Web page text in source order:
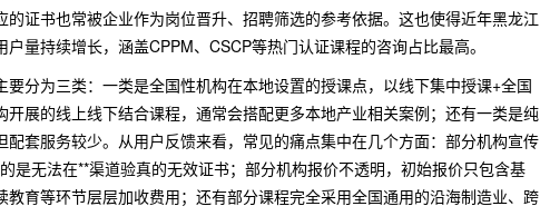
证书也常被企业作为岗位晋升、招聘筛选的参考依据。这也使得近年黑龙江
量持续增长，涵盖CPPM、CSCP等热门认证课程的咨询占比最高。
要分为三类：一类是全国性机构在本地设置的授课点，以线下集中授课+全国
展的线上线下结合课程，通常会搭配更多本地产业相关案例；还有一类是纯
套服务较少。从用户反馈来看，常见的痛点集中在几个方面：部分机构宣传
是无法在**渠道验真的无效证书；部分机构报价不透明，初始报价只包含基
育等环节层层加收费用；还有部分课程完全采用全国通用的沿海制造业、跨